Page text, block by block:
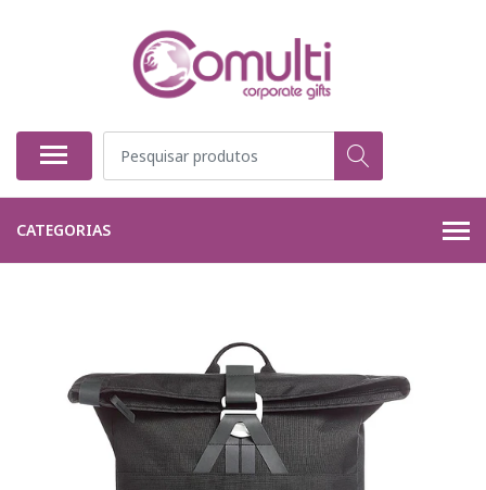
CATEGORIAS